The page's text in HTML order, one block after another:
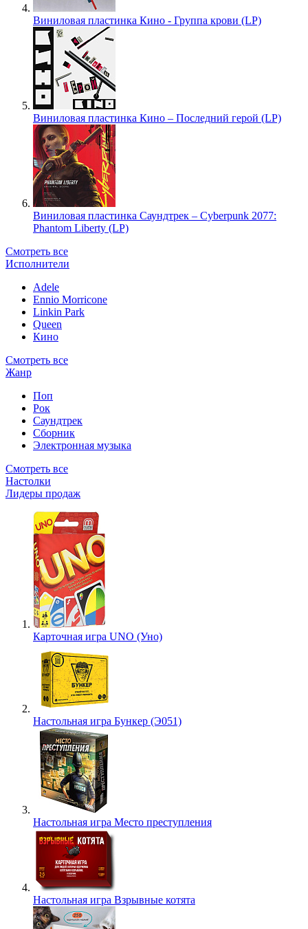
Виниловая пластинка Кино - Группа крови (LP)
Виниловая пластинка Кино – Последний герой (LP)
Виниловая пластинка Саундтрек – Cyberpunk 2077:
Phantom Liberty (LP)
Смотреть все
Исполнители
Adele
Ennio Morricone
Linkin Park
Queen
Кино
Смотреть все
Жанр
Поп
Рок
Саундтрек
Сборник
Электронная музыка
Смотреть все
Настолки
Лидеры продаж
Карточная игра UNO (Уно)
Настольная игра Бункер (Э051)
Настольная игра Место преступления
Настольная игра Взрывные котята